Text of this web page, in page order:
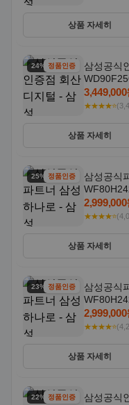
상품 자세히
24% 할인정품인증
삼성공식
일체형
3,449,000
★★★★⭐
상품 자세히
25% 할인정품인증
삼성공식
조기 20kg
2,999,000
★★★★⭐
상품 자세히
23% 할인정품인증
삼성공식
조기 20kg
2,999,000
★★★★⭐
상품 자세히
22% 할인정품인증
삼성공식